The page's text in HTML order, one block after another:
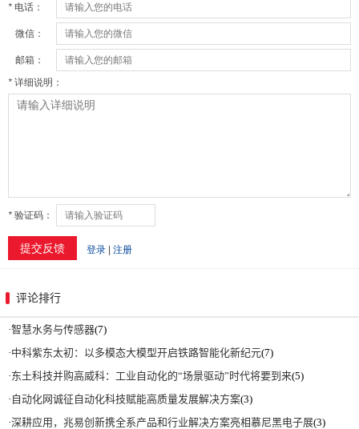
评论排行
·智慧水务与传感器(7)
·中科紫东太初：以多模态大模型开启铁路智能化新纪元(7)
·东土科技并购高威科：工业自动化的“场景驱动”时代将要到来(5)
· 自动化网诚征自动化科技赋能高质量发展解决方案(3)
·深耕应用，兆易创新携全系产品和行业解决方案亮相慕尼黑电子展(3)